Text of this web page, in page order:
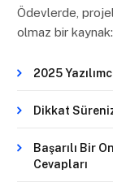
Ödevlerde,
olmaz bir
2025
Dikkat
Başarılı Bir
Cevapları